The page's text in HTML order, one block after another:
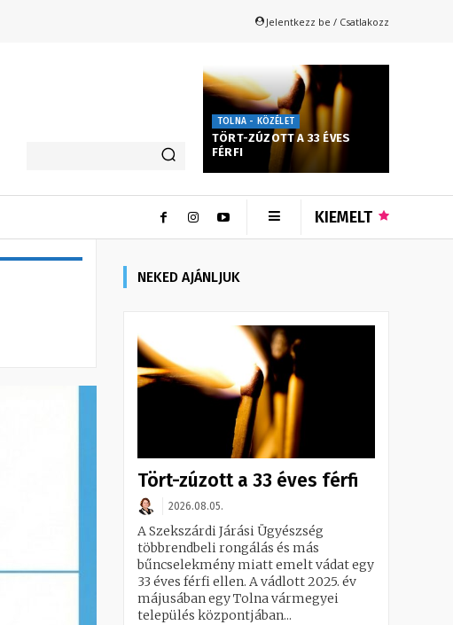
Jelentkezz be / Csatlakozz
TOLNA - KÖZÉLET
TÖRT-ZÚZOTT A 33 ÉVES
FÉRFI
KIEMELT
NEKED AJÁNLJUK
Tört-zúzott a 33 éves férfi
2026.08.05.
A Szekszárdi Járási Ügyészség
többrendbeli rongálás és más
bűncselekmény miatt emelt vádat egy
33 éves férfi ellen. A vádlott 2025. év
májusában egy Tolna vármegyei
település központjában...